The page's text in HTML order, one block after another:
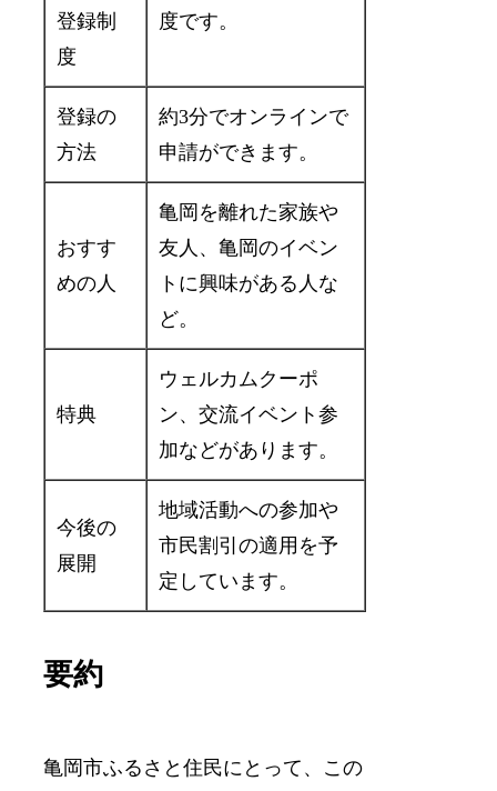
登録制
度
度です。
登録の
方法
約3分でオンラインで
申請ができます。
おすす
めの人
亀岡を離れた家族や
友人、亀岡のイベン
トに興味がある人な
ど。
特典
ウェルカムクーポ
ン、交流イベント参
加などがあります。
今後の
展開
地域活動への参加や
市民割引の適用を予
定しています。
要約
亀岡市ふるさと住民にとって、この